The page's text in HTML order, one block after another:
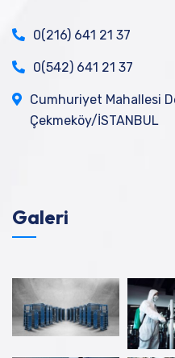
0(216) 641 21 37
0(542) 641 21 37
Cumhuriyet Mahallesi
Çekmeköy/İSTANBUL
Galeri